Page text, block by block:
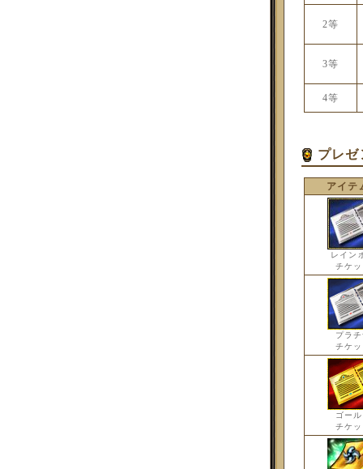
2等
3等
4等
プレ
アイテ
レイン
チケ
プラ
チケ
ゴー
チケ